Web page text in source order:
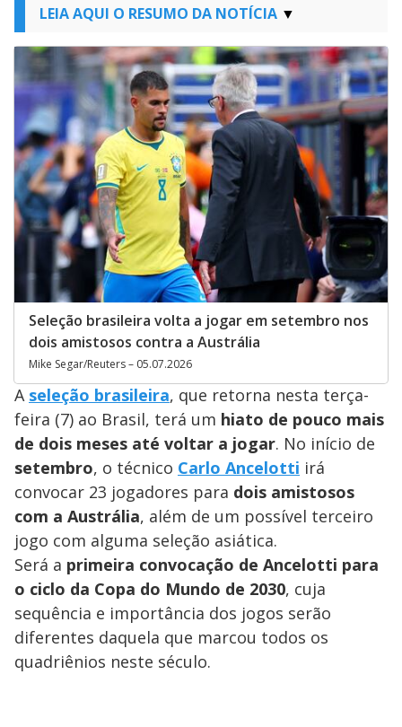
LEIA AQUI O RESUMO DA NOTÍCIA
Seleção brasileira volta a jogar em setembro nos
dois amistosos contra a Austrália
Mike Segar/Reuters – 05.07.2026
A seleção brasileira, que retorna nesta terça-
feira (7) ao Brasil, terá um hiato de pouco mais
de dois meses até voltar a jogar. No início de
setembro, o técnico Carlo Ancelotti irá
convocar 23 jogadores para dois amistosos
com a Austrália, além de um possível terceiro
jogo com alguma seleção asiática.
Será a primeira convocação de Ancelotti para
o ciclo da Copa do Mundo de 2030, cuja
sequência e importância dos jogos serão
diferentes daquela que marcou todos os
quadriênios neste século.